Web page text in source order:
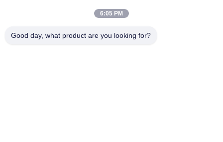
info@longlivedmetal.com
6:05 PM
Good day, what product are you looking for?